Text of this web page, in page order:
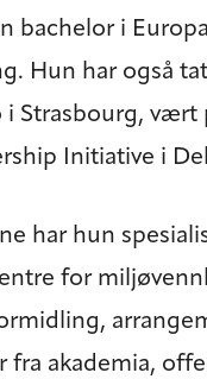
bachelor i
Hun har også
i Strasbourg,
Initiative i
har hun
for
fra akademia,